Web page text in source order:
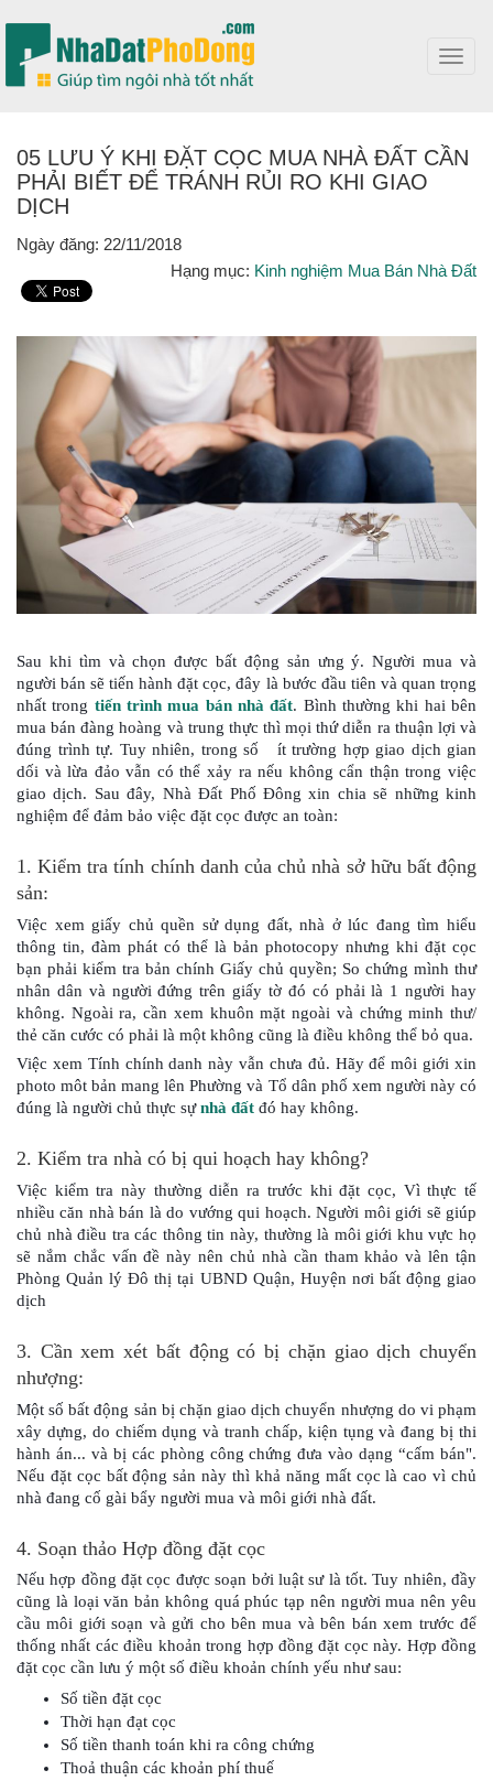
05 LƯU Ý KHI ĐẶT CỌC MUA NHÀ ĐẤT CẦN
PHẢI BIẾT ĐỂ TRÁNH RỦI RO KHI GIAO
DỊCH
Ngày đăng: 22/11/2018
Hạng mục: Kinh nghiệm Mua Bán Nhà Đất
Sau khi tìm và chọn được bất động sản ưng ý. Người mua và
người bán sẽ tiến hành đặt cọc, đây là bước đầu tiên và quan trọng
nhất trong tiến trình mua bán nhà đất. Bình thường khi hai bên
mua bán đàng hoàng và trung thực thì mọi thứ diễn ra thuận lợi và
đúng trình tự. Tuy nhiên, trong số   ít trường hợp giao dịch gian
dối và lừa đảo vẫn có thể xảy ra nếu không cẩn thận trong việc
giao dịch. Sau đây, Nhà Đất Phố Đông xin chia sẽ những kinh
nghiệm để đảm bảo việc đặt cọc được an toàn:
1. Kiểm tra tính chính danh của chủ nhà sở hữu bất động
sản:
Việc xem giấy chủ quền sử dụng đất, nhà ở lúc đang tìm hiểu
thông tin, đàm phát có thể là bản photocopy nhưng khi đặt cọc
bạn phải kiểm tra bản chính Giấy chủ quyền; So chứng mình thư
nhân dân và người đứng trên giấy tờ đó có phải là 1 người hay
không. Ngoài ra, cần xem khuôn mặt ngoài và chứng minh thư/
thẻ căn cước có phải là một không cũng là điều không thể bỏ qua.
Việc xem Tính chính danh này vẫn chưa đủ. Hãy để môi giới xin
photo môt bản mang lên Phường và Tổ dân phố xem người này có
đúng là người chủ thực sự nhà đất đó hay không.
2. Kiểm tra nhà có bị qui hoạch hay không?
Việc kiểm tra này thường diễn ra trước khi đặt cọc, Vì thực tế
nhiều căn nhà bán là do vướng qui hoạch. Người môi giới sẽ giúp
chủ nhà điều tra các thông tin này, thường là môi giới khu vực họ
sẽ nắm chắc vấn đề này nên chủ nhà cần tham khảo và lên tận
Phòng Quản lý Đô thị tại UBND Quận, Huyện nơi bất động giao
dịch
3. Cần xem xét bất động có bị chặn giao dịch chuyển
nhượng:
Một số bất động sản bị chặn giao dịch chuyển nhượng do vi phạm
xây dựng, do chiếm dụng và tranh chấp, kiện tụng và đang bị thi
hành án... và bị các phòng công chứng đưa vào dạng “cấm bán".
Nếu đặt cọc bất động sản này thì khả năng mất cọc là cao vì chủ
nhà đang cố gài bẩy người mua và môi giới nhà đất.
4. Soạn thảo Hợp đồng đặt cọc
Nếu hợp đồng đặt cọc được soạn bởi luật sư là tốt. Tuy nhiên, đầy
cũng là loại văn bản không quá phúc tạp nên người mua nên yêu
cầu môi giới soạn và gửi cho bên mua và bên bán xem trước để
thống nhất các điều khoản trong hợp đồng đặt cọc này. Hợp đồng
đặt cọc cần lưu ý một số điều khoản chính yếu như sau:
Số tiền đặt cọc
Thời hạn đạt cọc
Số tiền thanh toán khi ra công chứng
Thoả thuận các khoản phí thuế